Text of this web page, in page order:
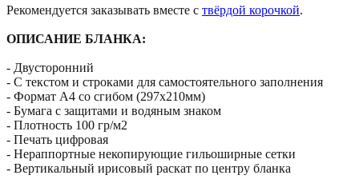
Рекомендуется заказывать вместе c твёрдой корочкой.
ОПИСАНИЕ БЛАНКА:
- Двусторонний
- С текстом и строками для самостоятельного заполнения
- Формат А4 со сгибом (297х210мм)
- Бумага с защитами и водяным знаком
- Плотность 100 гр/м2
- Печать цифровая
- Нераппортные некопирующие гильоширные сетки
- Вертикальный ирисовый раскат по центру бланка